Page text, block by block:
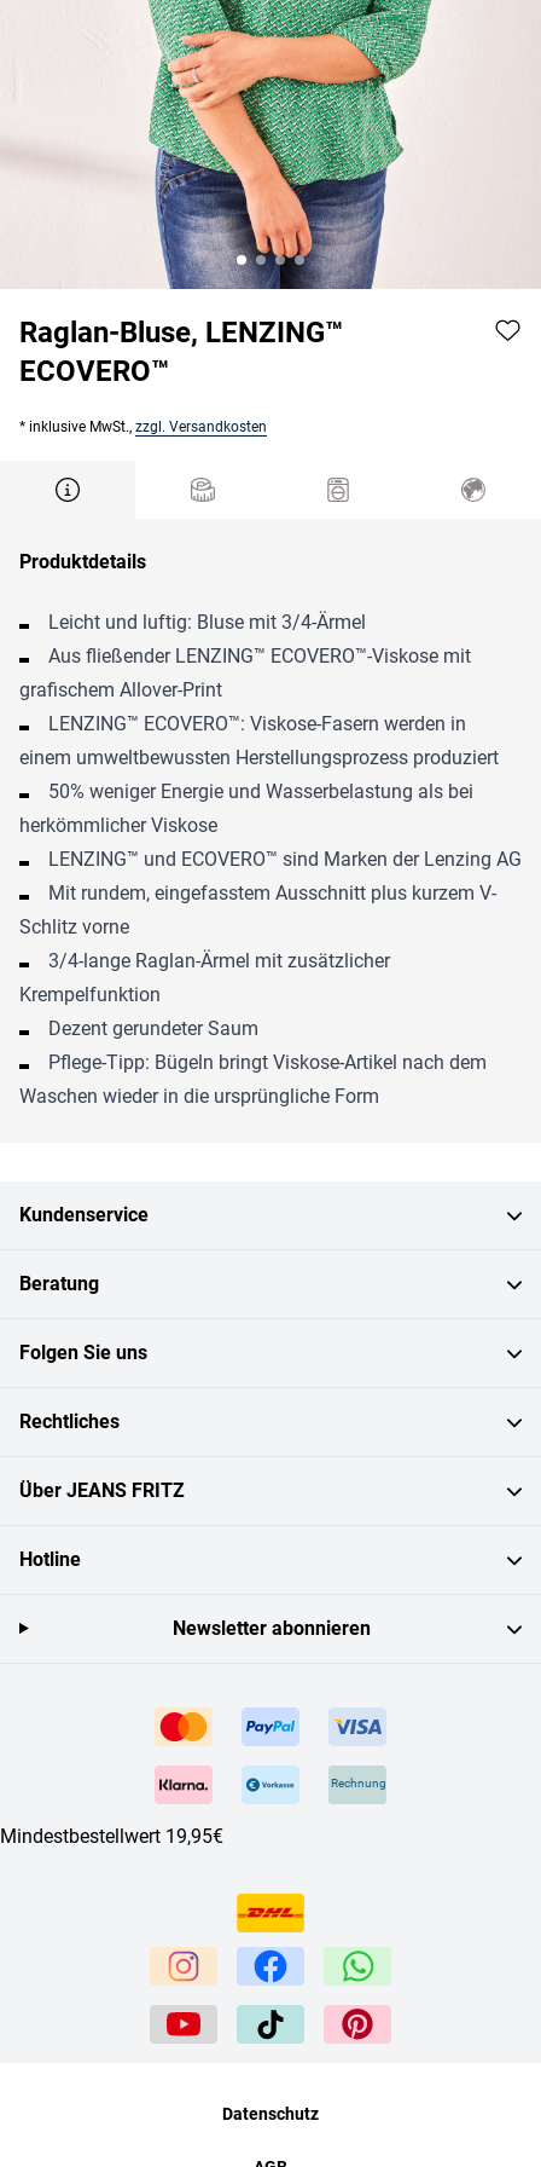
Raglan-Bluse, LENZING™
ECOVERO™
* inklusive MwSt., zzgl. Versandkosten
Produktdetails
Leicht und luftig: Bluse mit 3/4-Ärmel
Aus fließender LENZING™ ECOVERO™-Viskose mit
grafischem Allover-Print
LENZING™ ECOVERO™: Viskose-Fasern werden in
einem umweltbewussten Herstellungsprozess produziert
50% weniger Energie und Wasserbelastung als bei
herkömmlicher Viskose
LENZING™ und ECOVERO™ sind Marken der Lenzing AG
Mit rundem, eingefasstem Ausschnitt plus kurzem V-
Schlitz vorne
3/4-lange Raglan-Ärmel mit zusätzlicher
Krempelfunktion
Dezent gerundeter Saum
Pflege-Tipp: Bügeln bringt Viskose-Artikel nach dem
Waschen wieder in die ursprüngliche Form
Kundenservice
Beratung
Folgen Sie uns
Rechtliches
Über JEANS FRITZ
Hotline
Rechnung
Mindestbestellwert 19,95€
Newsletter abonnieren
Datenschutz